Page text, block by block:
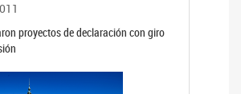
proyectos de declaración con giro